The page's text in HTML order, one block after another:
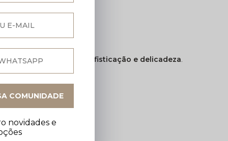
, trazendo um toque de sofisticação e delicadeza.
novidades e
COMUNIDADE